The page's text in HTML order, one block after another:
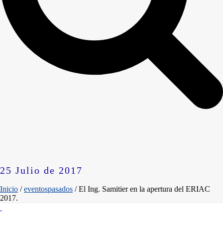
25 Julio de 2017
Inicio /eventospasados / El Ing. Samitier en la apertura del ERIAC
2017.